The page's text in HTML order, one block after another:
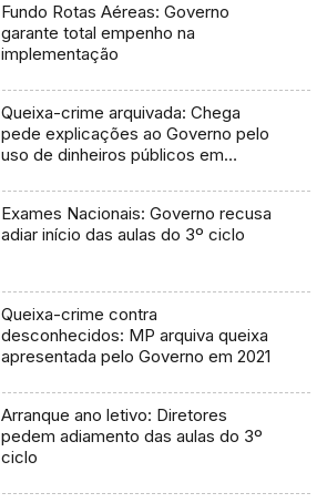
Fundo Rotas Aéreas: Governo
garante total empenho na
implementação
Queixa-crime arquivada: Chega
pede explicações ao Governo pelo
uso de dinheiros públicos em
Exames Nacionais: Governo recusa
adiar início das aulas do 3º ciclo
Queixa-crime contra
desconhecidos: MP arquiva queixa
apresentada pelo Governo em 2021
Arranque ano letivo: Diretores
pedem adiamento das aulas do 3º
ciclo